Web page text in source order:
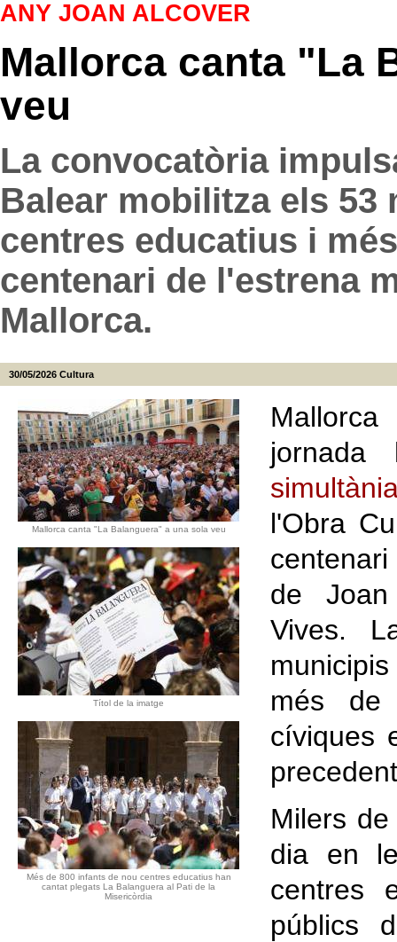
ANY JOAN ALCOVER
Mallorca canta "La
veu
La convocatòria
Balear mobilitza els
centres educatius i
centenari de l'estrena
Mallorca.
30/05/2026 Cultura
Mallorca canta "La Balanguera" a una sola veu
Títol de la imatge
Més de 800 infants de nou centres educatius han
cantat plegats La Balanguera al Pati de la
Misericòrdia
l'Obra
de Joan
Vives.
més de
cíviques
Milers
dia en
centres
públics